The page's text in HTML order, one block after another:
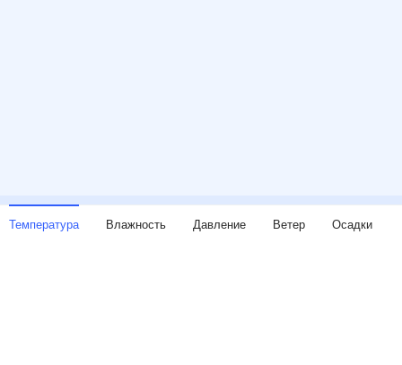
Температура Влажность Давление Ветер Осадки